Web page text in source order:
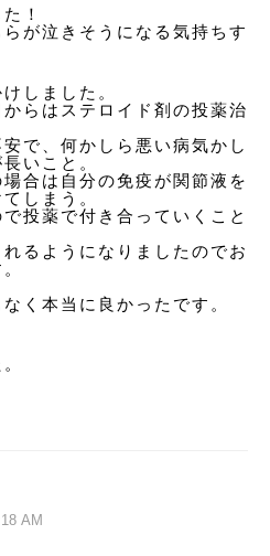
！
が泣きそうになる気持ちす
しました。
らはステロイド剤の投薬治
で、何かしら悪い病気かし
いこと。
合は自分の免疫が関節液を
しまう。
投薬で付き合っていくこと
るようになりましたのでお
く本当に良かったです。
AM